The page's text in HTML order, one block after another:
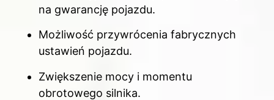
na gwarancję pojazdu.
Możliwość przywrócenia fabrycznych
ustawień pojazdu.
Zwiększenie mocy i momentu
obrotowego silnika.